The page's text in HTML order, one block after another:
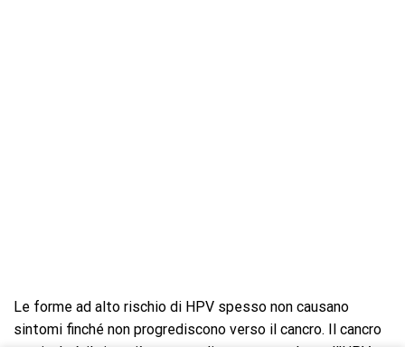
Le forme ad alto rischio di HPV spesso non causano
sintomi finché non progrediscono verso il cancro. Il cancro